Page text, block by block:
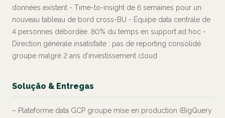
données existent - Time-to-insight de 6 semaines pour un
nouveau tableau de bord cross-BU - Équipe data centrale de
4 personnes débordée. 80% du temps en support ad hoc -
Direction générale insatisfaite : pas de reporting consolidé
groupe malgré 2 ans d'investissement cloud
Solução & Entregas
– Plateforme data GCP groupe mise en production (BigQuery